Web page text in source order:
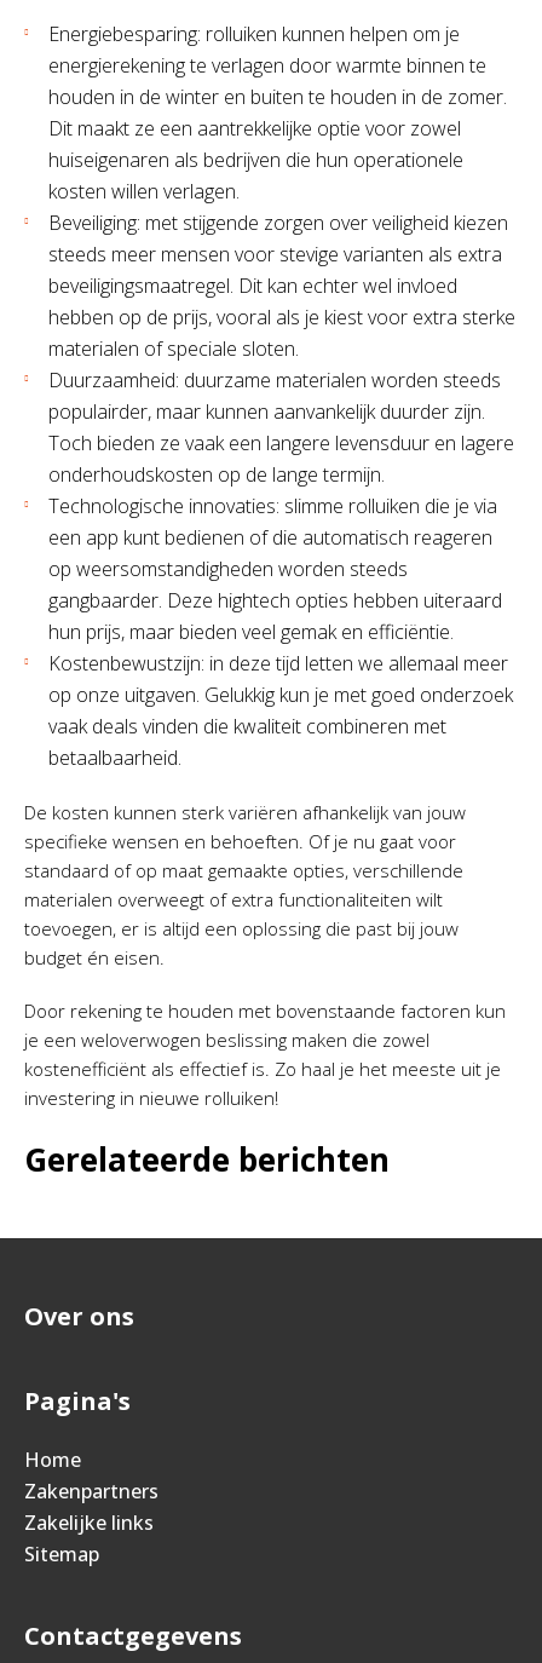
Energiebesparing: rolluiken kunnen helpen om je
energierekening te verlagen door warmte binnen te
houden in de winter en buiten te houden in de zomer.
Dit maakt ze een aantrekkelijke optie voor zowel
huiseigenaren als bedrijven die hun operationele
kosten willen verlagen.
Beveiliging: met stijgende zorgen over veiligheid kiezen
steeds meer mensen voor stevige varianten als extra
beveiligingsmaatregel. Dit kan echter wel invloed
hebben op de prijs, vooral als je kiest voor extra sterke
materialen of speciale sloten.
Duurzaamheid: duurzame materialen worden steeds
populairder, maar kunnen aanvankelijk duurder zijn.
Toch bieden ze vaak een langere levensduur en lagere
onderhoudskosten op de lange termijn.
Technologische innovaties: slimme rolluiken die je via
een app kunt bedienen of die automatisch reageren
op weersomstandigheden worden steeds
gangbaarder. Deze hightech opties hebben uiteraard
hun prijs, maar bieden veel gemak en efficiëntie.
Kostenbewustzijn: in deze tijd letten we allemaal meer
op onze uitgaven. Gelukkig kun je met goed onderzoek
vaak deals vinden die kwaliteit combineren met
betaalbaarheid.
De kosten kunnen sterk variëren afhankelijk van jouw
specifieke wensen en behoeften. Of je nu gaat voor
standaard of op maat gemaakte opties, verschillende
materialen overweegt of extra functionaliteiten wilt
toevoegen, er is altijd een oplossing die past bij jouw
budget én eisen.
Door rekening te houden met bovenstaande factoren kun
je een weloverwogen beslissing maken die zowel
kostenefficiënt als effectief is. Zo haal je het meeste uit je
investering in nieuwe rolluiken!
Gerelateerde berichten
Over ons
Pagina's
Home
Zakenpartners
Zakelijke links
Sitemap
Contactgegevens